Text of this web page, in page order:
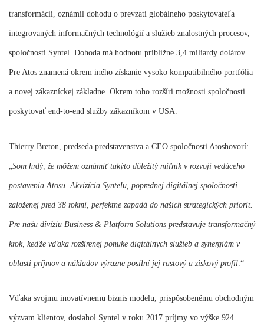
transformácii, oznámil dohodu o prevzatí globálneho poskytovateľa
integrovaných informačných technológií a služieb znalostných procesov,
spoločnosti Syntel. Dohoda má hodnotu približne 3,4 miliardy dolárov.
Pre Atos znamená okrem iného získanie vysoko kompatibilného portfólia
a novej zákazníckej základne. Okrem toho rozšíri možnosti spoločnosti
poskytovať end-to-end služby zákazníkom v USA.
Thierry Breton, predseda predstavenstva a CEO spoločnosti Atoshovorí:
Som hrdý, že môžem oznámiť takýto dôležitý míľnik v rozvoji vedúceho
postavenia Atosu. Akvizícia Syntelu, poprednej digitálnej spoločnosti
založenej pred 38 rokmi, perfektne zapadá do našich strategických priorít.
Pre našu divíziu Business & Platform Solutions predstavuje transformačný
krok, keďže vďaka rozšírenej ponuke digitálnych služieb a synergiám v
oblasti príjmov a nákladov výrazne posilní jej rastový a ziskový profil .“
Vďaka svojmu inovatívnemu biznis modelu, prispôsobenému obchodným
výzvam klientov, dosiahol Syntel v roku 2017 príjmy vo výške 924